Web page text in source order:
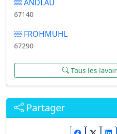
ANDLAU
67140
FROHMUHL
67290
Tous les
Partager